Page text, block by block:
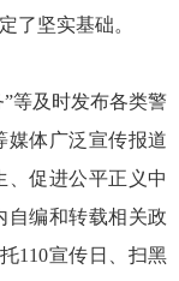
了坚实基础。
等及时发布各类警
媒体广泛宣传报道
、促进公平正义中
自编和转载相关政
110宣传日、扫黑